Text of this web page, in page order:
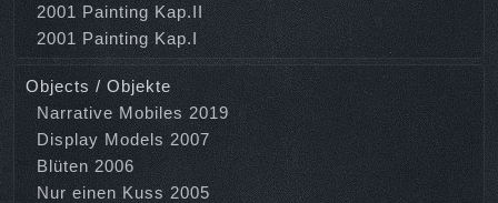
2001 Painting Kap.II
2001 Painting Kap.I
Objects / Objekte
Narrative Mobiles 2019
Display Models 2007
Blüten 2006
Nur einen Kuss 2005